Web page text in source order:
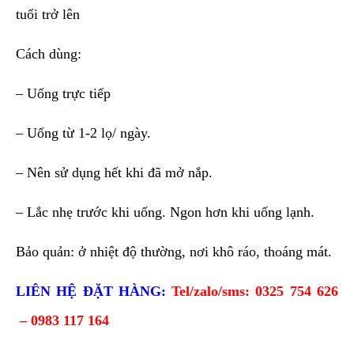
tuổi trở lên
Cách dùng:
– Uống trực tiếp
– Uống từ 1-2 lọ/ ngày.
– Nên sử dụng hết khi đã mở nắp.
– Lắc nhẹ trước khi uống. Ngon hơn khi uống lạnh.
Bảo quản: ở nhiệt độ thường, nơi khô ráo, thoáng mát.
LIÊN HỆ ĐẶT HÀNG: Tel/zalo/sms: 0325 754 626
– 0983 117 164